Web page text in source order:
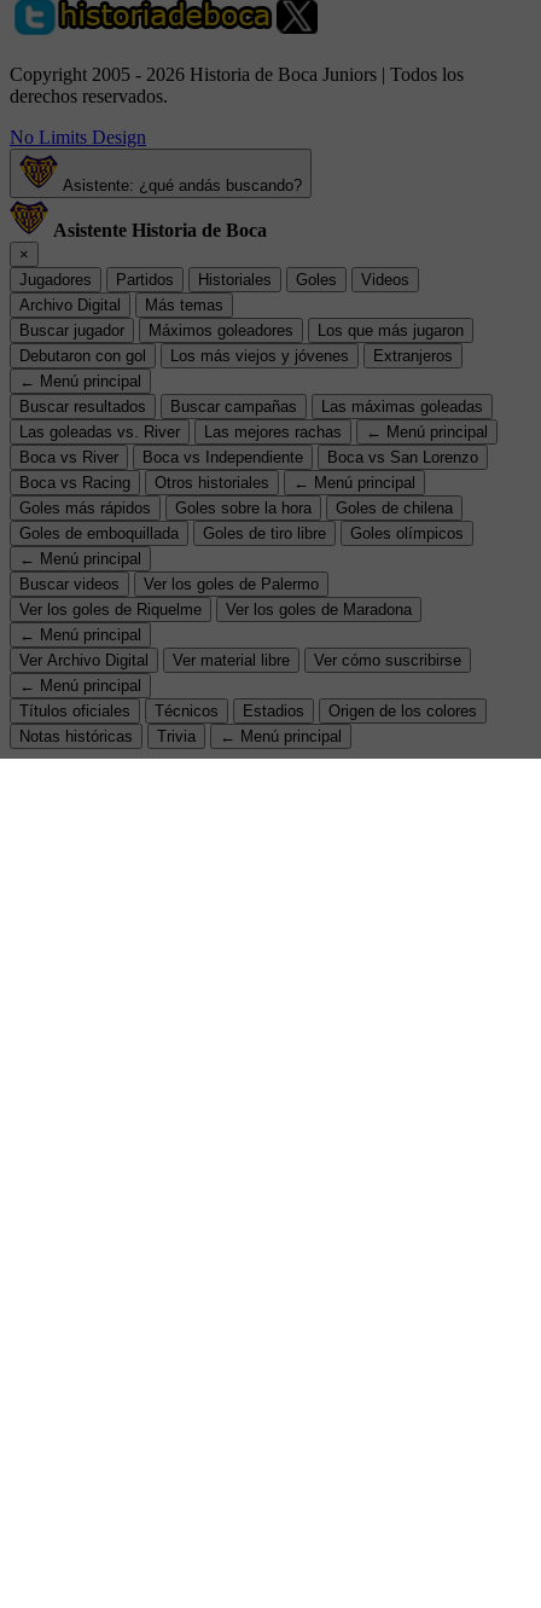
Copyright 2005 - 2026 Historia de Boca Juniors | Todos los
derechos reservados.
No Limits Design
Asistente: ¿qué andás buscando?
Asistente Historia de Boca
×
Jugadores
Partidos Historiales Goles
Videos
Archivo Digital
Más temas
Buscar jugador
Máximos goleadores
Los que más jugaron
Debutaron con gol
Los más viejos y jóvenes
Extranjeros
← Menú principal
Buscar resultados
Buscar campañas
Las máximas goleadas
Las goleadas vs. River
Las mejores rachas
← Menú principal
Boca vs River
Boca vs Independiente
Boca vs San Lorenzo
Boca vs Racing
Otros historiales
← Menú principal
Goles más rápidos
Goles sobre la hora
Goles de chilena
Goles de emboquillada
Goles de tiro libre
Goles olímpicos
← Menú principal
Buscar videos
Ver los goles de Palermo
Ver los goles de Riquelme
Ver los goles de Maradona
← Menú principal
Ver Archivo Digital
Ver material libre
Ver cómo suscribirse
← Menú principal
Títulos oficiales
Técnicos Estadios
Origen de los colores
Notas históricas
Trivia ← Menú principal